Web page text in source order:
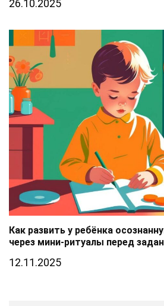
26.10.2025
Как развить у ребёнка
через мини-ритуалы перед
12.11.2025